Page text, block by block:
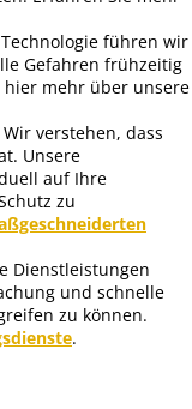
führen wir
Gefahren frühzeitig
hier mehr über unsere
Wir verstehen, dass
Unsere
auf Ihre
zu
Dienstleistungen
und schnelle
zu können.
.